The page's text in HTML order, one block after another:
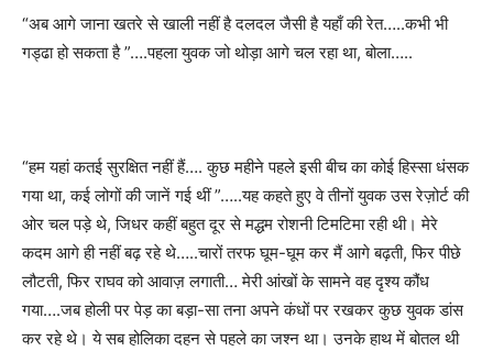
“अब आगे जाना खतरे से खाली नहीं है दलदल जैसी है यहाँ की रेत…..कभी भी
गड्ढा हो सकता है”….पहला युवक जो थोड़ा आगे चल रहा था,बोला…..
“हम यहां कतई सुरक्षित नहीं हैं…. कुछ महीने पहले इसी बीच का कोई हिस्सा धंसक
गया था,कई लोगों की जानें गई थीं”…..यह कहते हुए वे तीनों युवक उस रेज़ोर्ट की
ओर चल पड़े थे,जिधर कहीं बहुत दूर से मद्धम रोशनी टिमटिमा रही थी। मेरे
कदम आगे ही नहीं बढ़ रहे थे…..चारों तरफ घूम-घूम कर मैं आगे बढ़ती,फिर पीछे
लौटती,फिर राघव को आवाज़ लगाती… मेरी आंखों के सामने वह दृश्य कौंध
गया….जब होली पर पेड़ का बड़ा-सा तना अपने कंधों पर रखकर कुछ युवक डांस
कर रहे थे। ये सब होलिका दहन से पहले का जश्‍न था। उनके हाथ में बोतल थी